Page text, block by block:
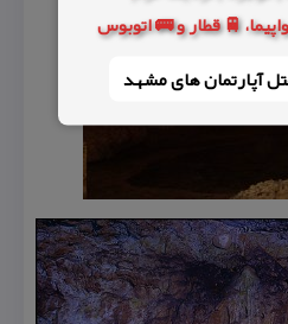
🚆 قطار و 🚌 اتوبوس
آپارتمان های مشهد